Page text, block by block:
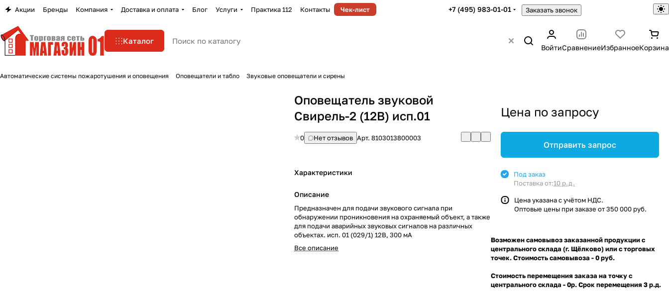
Акции Бренды Компания Доставка и оплата Блог Услуги Практика 112 Контакты Чек-лист +7 (495) 983-01-01 Заказать звонок
Каталог
ВойтиСравнениеИзбранноеКорзина
Автоматические системы пожаротушения и оповещения Оповещатели и табло Звуковые оповещатели и сирены
Оповещатель звуковой
Свирель-2 (12В) исп.01
0 Нет отзывов Арт.8103013800003
Характеристики
Описание
Предназначен для подачи звукового сигнала при
обнаружении проникновения на охраняемый объект, а также
для подачи аварийных звуковых сигналов на различных
объектах. исп. 01 (029/1) 12В, 300 мА
Все описание
Цена по запросу
Отправить запрос
Под заказ
Поставка от:10 р.д.
Цена указана с учётом НДС.
Оптовые цены при заказе от 350 000 руб.
Возможен самовывоз заказанной продукции с
центрального склада (г. Щёлково) или с торговых
точек. Стоимость самовывоза - 0 руб.
Стоимость перемещения заказа на точку с
центрального склада - 0р. Срок перемещения 3 р.д.